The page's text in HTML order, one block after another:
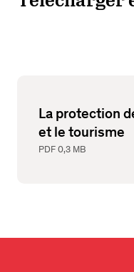
La protection
et le tourisme
PDF 0,3 MB